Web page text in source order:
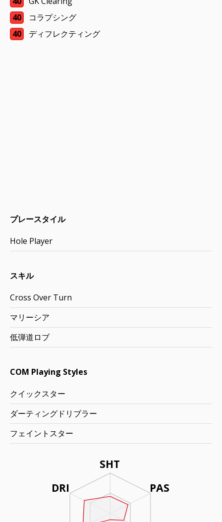
SHT
PAS
DRI
40
コラプシング
40
ディフレクティング
プレースタイル
Hole Player
スキル
Cross Over Turn
マリーシア
低弾道ロブ
COM Playing Styles
クイックスター
ダーティングドリブラー
フェイントスター